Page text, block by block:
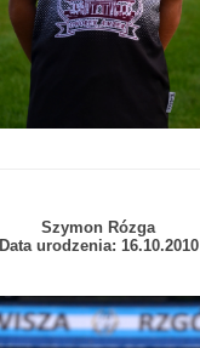
Szymon Rózga
Data urodzenia: 16.10.2010